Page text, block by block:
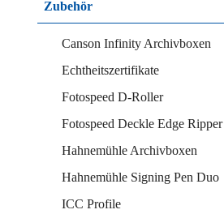
Zubehör
Canson Infinity Archivboxen
Echtheitszertifikate
Fotospeed D-Roller
Fotospeed Deckle Edge Ripper
Hahnemühle Archivboxen
Hahnemühle Signing Pen Duo
ICC Profile